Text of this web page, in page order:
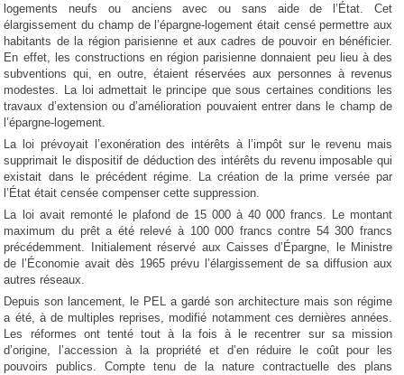
logements neufs ou anciens avec ou sans aide de l’État. Cet
élargissement du champ de l’épargne-logement était censé permettre aux
habitants de la région parisienne et aux cadres de pouvoir en bénéficier.
En effet, les constructions en région parisienne donnaient peu lieu à des
subventions qui, en outre, étaient réservées aux personnes à revenus
modestes. La loi admettait le principe que sous certaines conditions les
travaux d’extension ou d’amélioration pouvaient entrer dans le champ de
l’épargne-logement.
La loi prévoyait l’exonération des intérêts à l’impôt sur le revenu mais
supprimait le dispositif de déduction des intérêts du revenu imposable qui
existait dans le précédent régime. La création de la prime versée par
l’État était censée compenser cette suppression.
La loi avait remonté le plafond de 15 000 à 40 000 francs. Le montant
maximum du prêt a été relevé à 100 000 francs contre 54 300 francs
précédemment. Initialement réservé aux Caisses d’Épargne, le Ministre
de l’Économie avait dès 1965 prévu l’élargissement de sa diffusion aux
autres réseaux.
Depuis son lancement, le PEL a gardé son architecture mais son régime
a été, à de multiples reprises, modifié notamment ces dernières années.
Les réformes ont tenté tout à la fois à le recentrer sur sa mission
d’origine, l’accession à la propriété et d’en réduire le coût pour les
pouvoirs publics. Compte tenu de la nature contractuelle des plans